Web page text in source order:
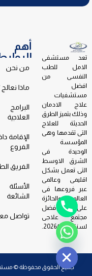
تعد مستشفى
الامل للطب
النفسى من
افضل
مستشفيات
علاج الادمان
وذلك بتميز الطرق
الحديثة للعلاج
التى تقدمها وهى
المؤسسة
الوحيدة فى
الشرق الاوسط
التى تعمل بشكل
اقليمى وعالمى
عبر فروعها فى
العالم والحائزة
على جائزة افضل
مجتمع علاجى
لسنة 2026/2023.
أهم
من نحن
ماذا نعالج
البرامج
العلاجية
الإقامة
الفروع
الفريق
الأسئلة
الشائعة
تواصل
جميع الحقوق محفوظة ©
Hide